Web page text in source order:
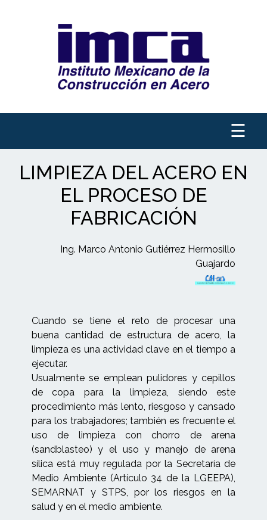
☰
LIMPIEZA DEL ACERO EN
EL PROCESO DE
FABRICACIÓN
Ing. Marco Antonio Gutiérrez Hermosillo
Guajardo
Cuando se tiene el reto de procesar una
buena cantidad de estructura de acero, la
limpieza es una actividad clave en el tiempo a
ejecutar.
Usualmente se emplean pulidores y cepillos
de copa para la limpieza, siendo este
procedimiento más lento, riesgoso y cansado
para los trabajadores; también es frecuente el
uso de limpieza con chorro de arena
(sandblasteo) y el uso y manejo de arena
sílica está muy regulada por la Secretaría de
Medio Ambiente (Artículo 34 de la LGEEPA),
SEMARNAT y STPS, por los riesgos en la
salud y en el medio ambiente.